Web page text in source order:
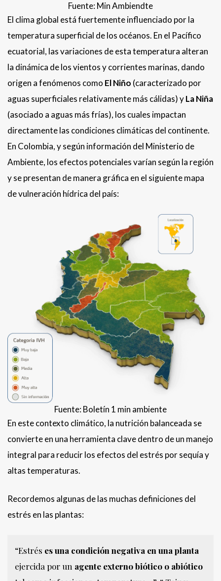
Fuente: Min Ambiendte
El clima global está fuertemente influenciado por la
temperatura superficial de los océanos. En el Pacífico
ecuatorial, las variaciones de esta temperatura alteran
la dinámica de los vientos y corrientes marinas, dando
origen a fenómenos como El Niño (caracterizado por
aguas superficiales relativamente más cálidas) yLa Niña
(asociado a aguas más frías), los cuales impactan
directamente las condiciones climáticas del continente.
En Colombia, y según información del Ministerio de
Ambiente, los efectos potenciales varían según la región
y se presentan de manera gráfica en el siguiente mapa
de vulneración hídrica del país:
Fuente: Boletín 1 min ambiente
En este contexto climático, la nutrición balanceada se
convierte en una herramienta clave dentro de un manejo
integral para reducir los efectos del estrés por sequía y
altas temperaturas.
Recordemos algunas de las muchas definiciones del
estrés en las plantas:
“Estrés es una condición negativa en una planta
ejercida por un agente externo biótico o abiótico